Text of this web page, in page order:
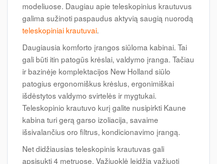
modeliuose. Daugiau apie teleskopinius krautuvus
galima sužinoti paspaudus aktyvią saugią nuorodą
teleskopiniai krautuvai.
Daugiausia komforto įrangos siūloma kabinai. Tai
gali būti itin patogūs krėslai, valdymo įranga. Tačiau
ir bazinėje komplektacijos New Holland siūlo
patogius ergonomiškus krėslus, ergonimiškai
išdėstytos valdymo svirtelės ir mygtukai.
Teleskopinio krautuvo kurį galite nusipirkti Kaune
kabina turi gerą garso izoliacija, savaime
išsivalančius oro filtrus, kondicionavimo įrangą.
Net didžiausias teleskopinis krautuvas gali
apsisukti 4 metruose. Važiuoklė leidžia važiuoti